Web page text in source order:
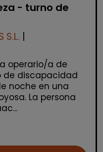
- turno de
S.L.
operario/a de
de discapacidad
noche en una
La persona